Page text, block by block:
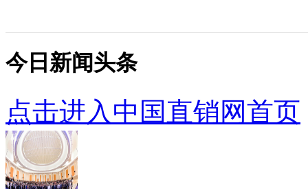
今日新闻头条
点击进入中国直销网首页